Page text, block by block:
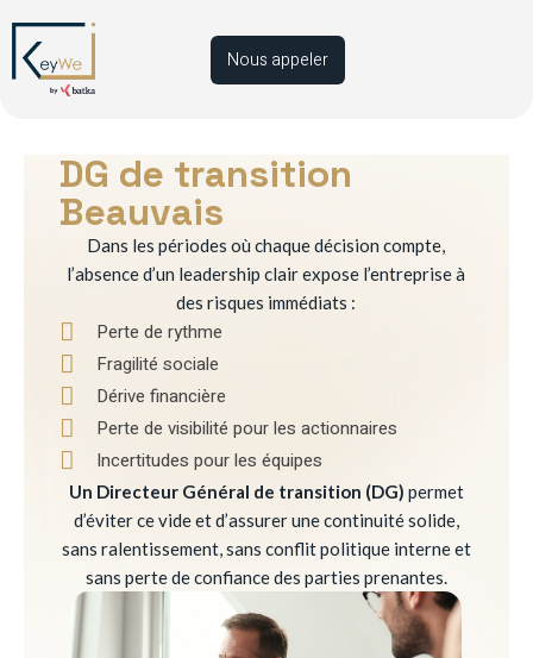
Nous appeler
DG de transition
Beauvais
Dans les périodes où chaque décision compte,
l’absence d’un leadership clair expose l’entreprise à
des risques immédiats :
Perte de rythme
Fragilité sociale
Dérive financière
Perte de visibilité pour les actionnaires
Incertitudes pour les équipes
Un Directeur Général de transition (DG) permet
d’éviter ce vide et d’assurer une continuité solide,
sans ralentissement, sans conflit politique interne et
sans perte de confiance des parties prenantes.